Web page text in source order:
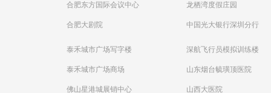
合肥东方国际会议中心
合肥大剧院
泰禾城市广场写字楼
泰禾城市广场商场
佛山星港城展销中心
龙栖湾度假庄园
中国光大银行深圳分行
深航飞行员模拟训练楼
山东烟台毓璜顶医院
山西大医院